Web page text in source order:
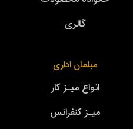
گالری
مبلمان اداری
انواع میـز کار
میـز کنفرانس